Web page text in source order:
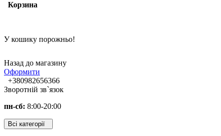
Корзина
У кошику порожньо!
Назад до магазину
Оформити
+380982656366
Зворотній зв`язок
пн-сб: 8:00-20:00
Всі категорії